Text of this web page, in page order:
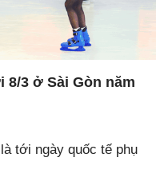
3 ở Sài Gòn năm
tới ngày quốc tế phụ